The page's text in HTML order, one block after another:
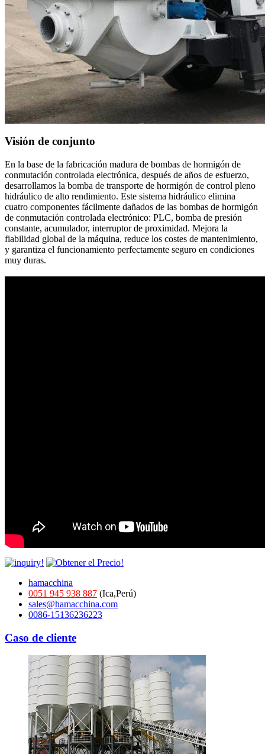
Visión de conjunto
En la base de la fabricación madura de bombas de hormigón de
conmutación controlada electrónica, después de años de esfuerzo,
desarrollamos la bomba de transporte de hormigón de control pleno
hidráulico de alto rendimiento. Este sistema hidráulico elimina
cuatro componentes fácilmente dañados de las bombas de hormigón
de conmutación controlada electrónico: PLC, bomba de presión
constante, acumulador, interruptor de proximidad. Mejora la
fiabilidad global de la máquina, reduce los costes de mantenimiento,
y garantiza el funcionamiento perfectamente seguro en condiciones
muy duras.
hamacchina
0051 945 938 887 (Ica,Perú)
sales@hamacchina.com
0086-15136236223
Caso de cliente